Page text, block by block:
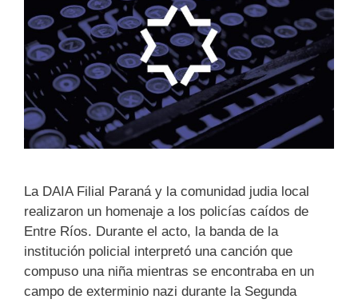
La DAIA Filial Paraná y la comunidad judia local
realizaron un homenaje a los policías caídos de
Entre Ríos. Durante el acto, la banda de la
institución policial interpretó una canción que
compuso una niña mientras se encontraba en un
campo de exterminio nazi durante la Segunda